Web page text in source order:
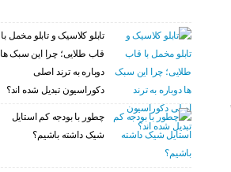
تابلو کلاسیک و تابلو مخمل با
قاب طلایی؛ چرا این سبک ها
دوباره به ترند اصلی
دکوراسیون تبدیل شده اند؟
چطور با بودجه کم استایل
شیک داشته باشیم؟